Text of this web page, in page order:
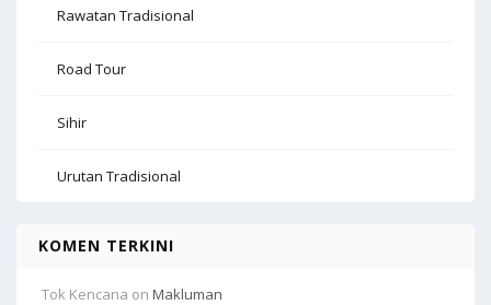
Rawatan Tradisional
Road Tour
Sihir
Urutan Tradisional
KOMEN TERKINI
Tok Kencana on Makluman